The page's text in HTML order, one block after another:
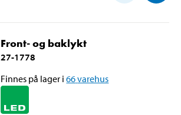
Front- og baklykt
27-1778
Finnes på lager i 66varehus